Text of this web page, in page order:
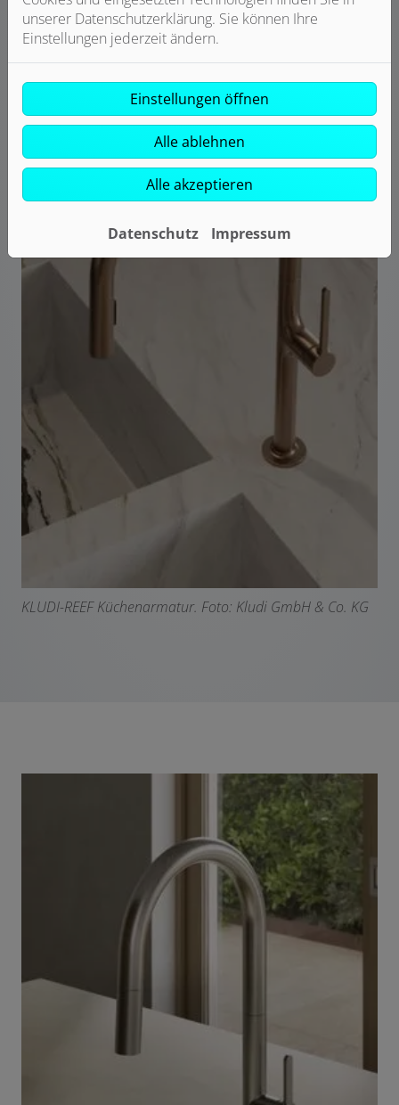
bietet. Die Serie bietet mit den genannten sechs
unterschiedlichen Tönen die größte farbliche Auswahl
unter den drei Serien.
KLUDI-REEF Küchenarmatur. Foto: Kludi GmbH & Co. KG
unserer Datenschutzerklärung. Sie können Ihre
Einstellungen jederzeit ändern.
Einstellungen öffnen
Alle ablehnen
Alle akzeptieren
Datenschutz Impressum